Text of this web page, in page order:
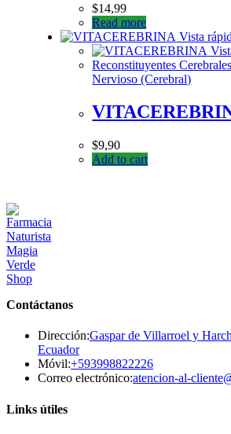
$14,99
Read more
Vista
Reconstituyentes Cerebrales
Nervioso (Cerebral)
$9,90
Add to cart
Contáctanos
Dirección:Gaspar de Villarroel y
Ecuador
Móvil:+593998822226Se
abre
Correo electrónico:atencion-al-
Links útiles